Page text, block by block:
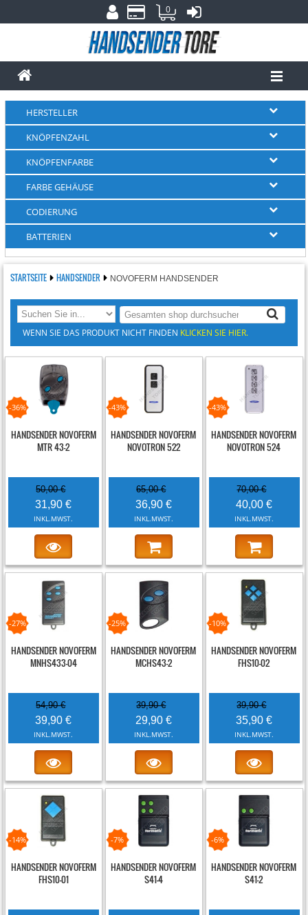
0
HERSTELLER
KNÖPFENZAHL
KNÖPFENFARBE
FARBE GEHÄUSE
CODIERUNG
BATTERIEN
STARTSEITE HANDSENDER NOVOFERM HANDSENDER
WENN SIE DAS PRODUKT NICHT FINDEN KLICKEN SIE HIER.
-36%
HANDSENDER NOVOFERM
MTR 43-2
50,00 €
31,90 €
INKL.MWST.
-43%
HANDSENDER NOVOFERM
NOVOTRON 522
65,00 €
36,90 €
INKL.MWST.
-43%
HANDSENDER NOVOFERM
NOVOTRON 524
70,00 €
40,00 €
INKL.MWST.
-27%
HANDSENDER NOVOFERM
MNHS433-04
54,90 €
39,90 €
INKL.MWST.
-25%
HANDSENDER NOVOFERM
MCHS43-2
39,90 €
29,90 €
INKL.MWST.
-10%
HANDSENDER NOVOFERM
FHS10-02
39,90 €
35,90 €
INKL.MWST.
-14%
HANDSENDER NOVOFERM
FHS10-01
-7%
HANDSENDER NOVOFERM
S41-4
-6%
HANDSENDER NOVOFERM
S41-2